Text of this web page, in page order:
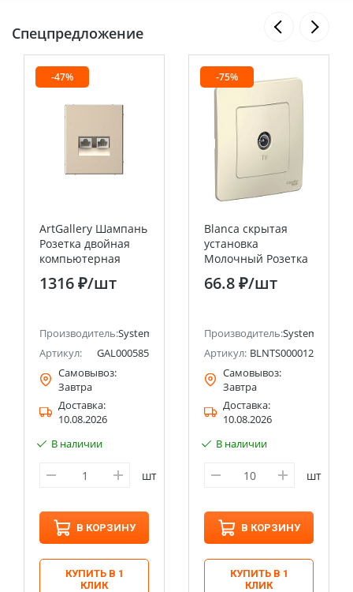
Спецпредложение
(ранее Schneider Electric)
-47%
ArtGallery Шампань
Розетка двойная
компьютерная
RJ45+RJ45, кат. 5е,
механизм Systeme
1316 ₽/шт
Производитель:Systeme Electric (ранее Schneider Electric)
Артикул:
GAL000585
Самовывоз:
Завтра
Доставка:
10.08.2026
В наличии
шт
В КОРЗИНУ
КУПИТЬ В 1
КЛИК
-75%
Blanca скрытая
установка
Молочный Розетка
TV Systeme Electric
(Schneider Electric)
66.8 ₽/шт
Производитель:Systeme
Артикул: BLNTS000012
Самовывоз:
Завтра
Доставка:
10.08.2026
В наличии
шт
В КОРЗИНУ
КУПИТЬ В 1
КЛИК